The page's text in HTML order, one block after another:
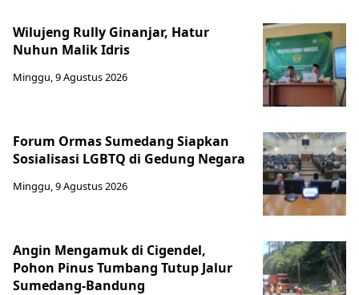
Wilujeng Rully Ginanjar, Hatur
Nuhun Malik Idris
Minggu, 9 Agustus 2026
Forum Ormas Sumedang Siapkan
Sosialisasi LGBTQ di Gedung Negara
Minggu, 9 Agustus 2026
Angin Mengamuk di Cigendel,
Pohon Pinus Tumbang Tutup Jalur
Sumedang-Bandung